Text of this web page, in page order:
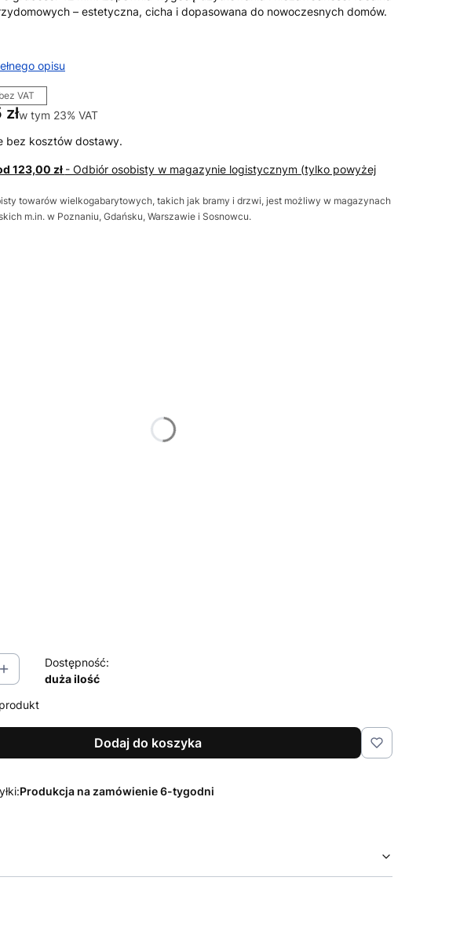
– estetyczna, cicha i dopasowana do nowoczesnych domów.
opisu
bez VAT
w tym 23% VAT
w tym 23% VAT
bez kosztów dostawy.
123,00 zł - Odbiór osobisty w magazynie logistycznym (tylko powyżej
towarów wielkogabarytowych, takich jak bramy i drzwi, jest możliwy w magazynach
m.in. w Poznaniu, Gdańsku, Warszawie i Sosnowcu.
Dostępność:
duża ilość
Dodaj do koszyka
Produkcja na zamówienie 6-tygodni